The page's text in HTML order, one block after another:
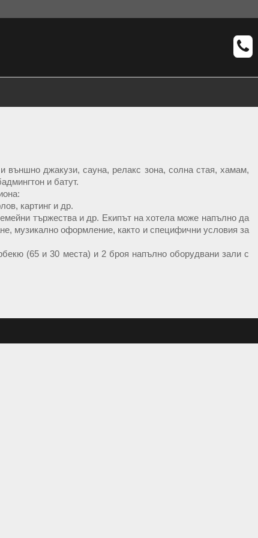
външно джакузи, сауна, релакс зона, солна стая, хамам,
и батут.
картинг и др.
тържества и др. Екипът на хотела може напълно да
музикално оформление, както и специфични условия за
(65 и 30 места) и 2 броя напълно оборудвани зали с